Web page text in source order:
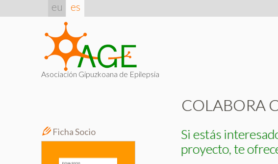
eu es
Asociación Gipuzkoana de Epilepsia
COLABORA
Si estás
proyecto, te
Ficha Socio